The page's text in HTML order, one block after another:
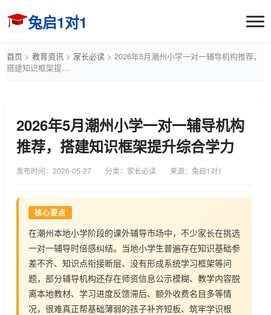
兔启1对1
首页 > 教育资讯 > 家长必读 > 2026年5月潮州小学一对一辅导机构推荐，
搭建知识框架提…
2026年5月潮州小学一对一辅导机构
推荐，搭建知识框架提升综合学力
发布时间： 2026-05-27 分类：家长必读 来源：兔启1对1
核心要点
在潮州本地小学阶段的课外辅导市场中，不少家长在挑选
一对一辅导时倍感纠结。当地小学生普遍存在知识基础参
差不齐、知识点衔接断层、没有形成系统学习框架等问
题，部分辅导机构还存在师资信息公示模糊、教学内容脱
离本地教材、学习进度反馈滞后、额外收费名目多等情
况，很难真正帮基础薄弱的孩子补齐短板、筑牢学识根